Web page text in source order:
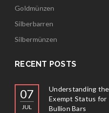
Goldmünzen
Silberbarren
Silbermünzen
RECENT POSTS
07
JUL
Understanding the
Exempt Status
Bullion Bars